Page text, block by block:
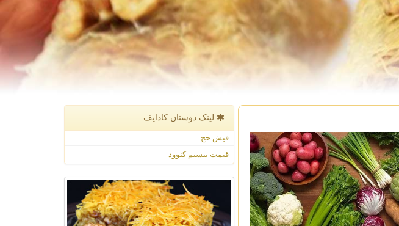
لینک دوستان كادایف
فیش حج
قیمت بیسیم کنوود